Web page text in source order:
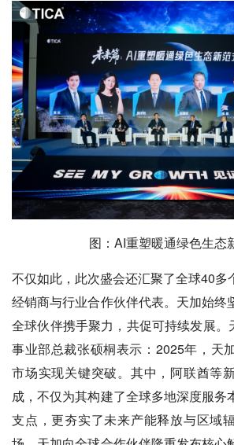
图：AI重塑暖通绿色生态
不仅如此，此次盛会还汇聚了全球40多
经销商与行业合作伙伴代表。天加始终
全球伙伴携手聚力，共促可持续发展
事业部总裁张硕桐表示：2025年，天
市场实现关键突破。其中，阿联酋等
成，不仅为其构建了全球多地深度服务
支点，更夯实了未来产能释放与区域